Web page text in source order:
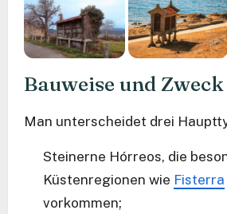
Bauweise und Zweck
Man unterscheidet drei
Steinerne Hórreos, die
Küstenregionen wie Fisterra
vorkommen;